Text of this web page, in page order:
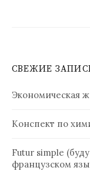
СВЕЖИЕ
Экономическая
Конспект по
Futur simple
французском